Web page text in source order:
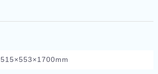
515×553×1700mm